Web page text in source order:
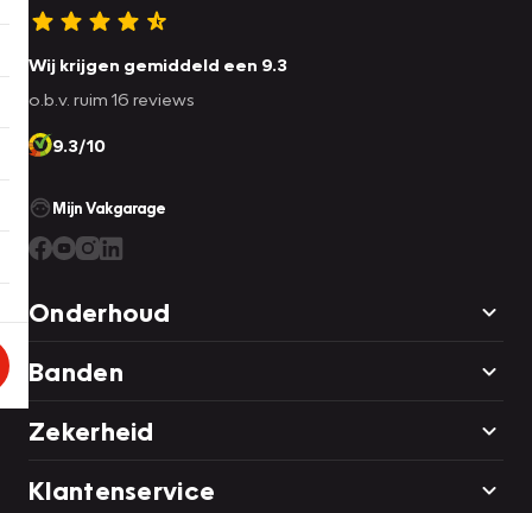
Wij krijgen gemiddeld een 9.3
o.b.v. ruim 16 reviews
9.3/10
Mijn Vakgarage
Onderhoud
Banden
Zekerheid
Klantenservice